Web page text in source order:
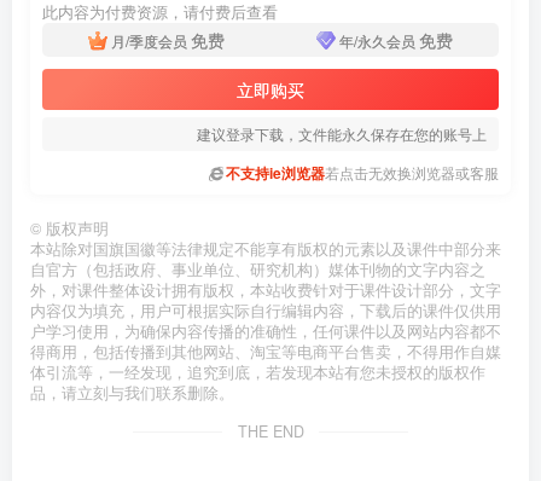
此内容为付费资源，请付费后查看
月/季度会员 免费 年/永久会员 免费
立即购买
建议登录下载，文件能永久保存在您的账号上
不支持ie浏览器若点击无效换浏览器或客服
© 版权声明
本站除对国旗国徽等法律规定不能享有版权的元素以及课件中部分来
自官方（包括政府、事业单位、研究机构）媒体刊物的文字内容之
外，对课件整体设计拥有版权，本站收费针对于课件设计部分，文字
内容仅为填充，用户可根据实际自行编辑内容，下载后的课件仅供用
户学习使用，为确保内容传播的准确性，任何课件以及网站内容都不
得商用，包括传播到其他网站、淘宝等电商平台售卖，不得用作自媒
体引流等，一经发现，追究到底，若发现本站有您未授权的版权作
品，请立刻与我们联系删除。
THE END